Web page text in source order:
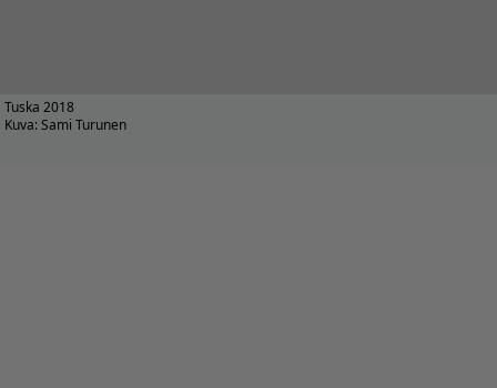
Tuska 2018
Kuva: Sami Turunen